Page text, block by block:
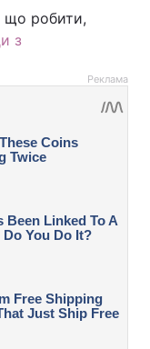
що робити,
з
Реклама